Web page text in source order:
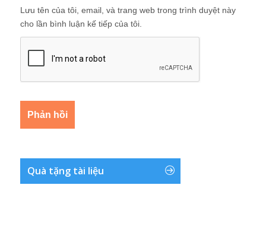
Lưu tên của tôi, email, và trang web trong trình duyệt này
cho lần bình luận kế tiếp của tôi.
Quà tặng tài liệu